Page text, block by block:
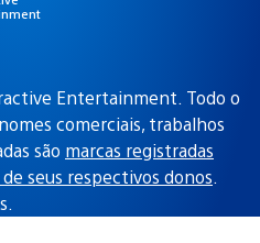
Entertainment. Todo o
comerciais, trabalhos
são marcas registradas
seus respectivos donos.